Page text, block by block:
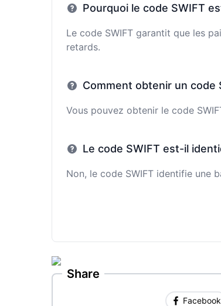
Pourquoi le code SWIFT
Le code SWIFT garantit que les
retards.
Comment obtenir un code
Vous pouvez obtenir le code
Le code SWIFT est-il
Non, le code SWIFT identifie une
Share
Facebook